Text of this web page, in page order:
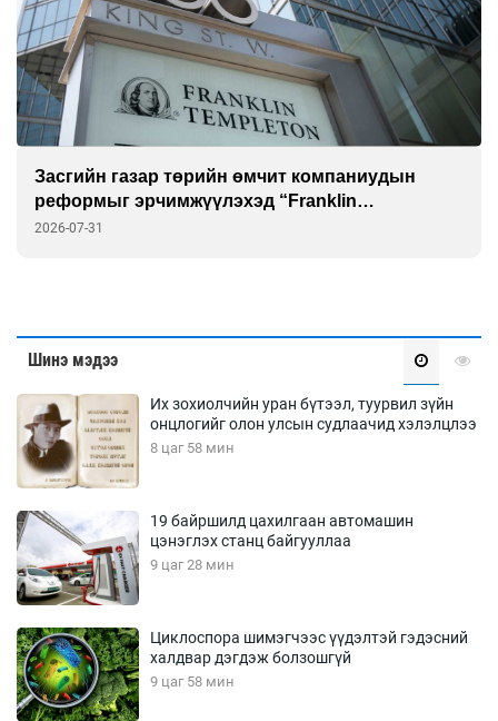
Засгийн газар төрийн өмчит компаниудын
реформыг эрчимжүүлэхэд “Franklin
Templeton”-той хамтарна
2026-07-31
Шинэ мэдээ
Их зохиолчийн уран бүтээл, туурвил зүйн
онцлогийг олон улсын судлаачид хэлэлцлээ
8 цаг 58 мин
19 байршилд цахилгаан автомашин
цэнэглэх станц байгууллаа
9 цаг 28 мин
Циклоспора шимэгчээс үүдэлтэй гэдэсний
халдвар дэгдэж болзошгүй
9 цаг 58 мин